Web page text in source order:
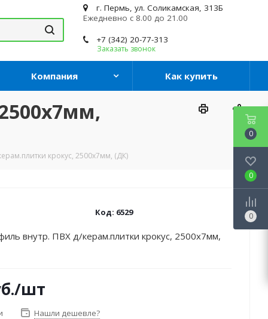
г. Пермь, ул. Соликамская, 313Б
Ежедневно с 8.00 до 21.00
+7 (342) 20-77-313
Заказать звонок
Компания Как купить
крокус, 2500x7мм, (ДК)
Код: 6529
внутр. ПВХ д/керам.плитки крокус, 2500x7мм,
/шт
Нашли дешевле?
0
0
0